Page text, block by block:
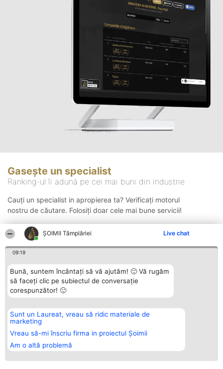
ȘOIMII Tâmplăriei Live chat
09:19
Bună, suntem încântați să vă ajutăm! 🙂 Vă rugăm
să faceți clic pe subiectul de conversație
corespunzător! 🙂
Sunt un Laureat, vreau să ridic materiale de
marketing
Vreau să-mi înscriu firma in proiectul Șoimii
Am o altă problemă
Gasește un specialist
Ranking-ul îi adună pe cei mai buni din industrie
Cauți un specialist in apropierea ta? Verificați motorul
nostru de căutare. Folosiți doar cele mai bune servicii!
Organizator Ranking
BRIGHT SOLUTIONS BR SRL
Aleea Timisul De Sus 2 Bl. A30
Sc. A Et. 4 Ap. 13 Cod 061952
București
CUI 36737675
Plebiscyt
Lista Tuturor
Laureaților
Statut
Contact